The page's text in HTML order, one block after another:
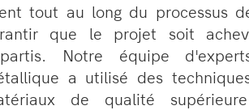
tout au long du processus
que le projet soit
Notre équipe
a utilisé des
de qualité